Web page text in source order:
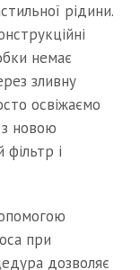
рідини.
немає
зливну
освіжаємо
новою
і
при
дозволяє